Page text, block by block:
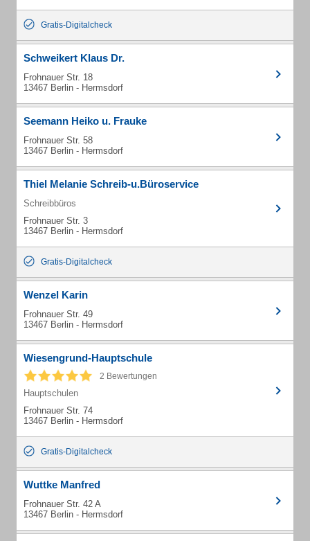
Gratis-Digitalcheck
Schweikert Klaus Dr.
Frohnauer Str. 18
13467 Berlin - Hermsdorf
Seemann Heiko u. Frauke
Frohnauer Str. 58
13467 Berlin - Hermsdorf
Thiel Melanie Schreib-u.Büroservice
Schreibbüros
Frohnauer Str. 3
13467 Berlin - Hermsdorf
Gratis-Digitalcheck
Wenzel Karin
Frohnauer Str. 49
13467 Berlin - Hermsdorf
Wiesengrund-Hauptschule
2 Bewertungen
Hauptschulen
Frohnauer Str. 74
13467 Berlin - Hermsdorf
Gratis-Digitalcheck
Wuttke Manfred
Frohnauer Str. 42 A
13467 Berlin - Hermsdorf